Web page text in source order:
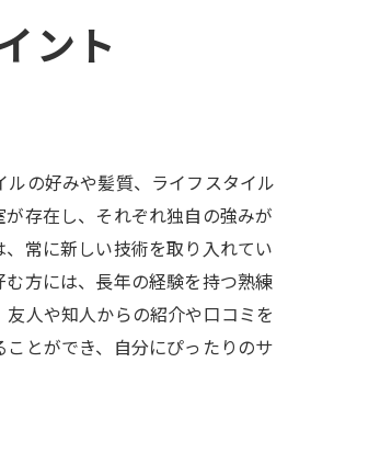
ント
の好みや髪質、ライフスタイル
存在し、それぞれ独自の強みが
常に新しい技術を取り入れてい
方には、長年の経験を持つ熟練
人や知人からの紹介や口コミを
とができ、自分にぴったりのサ